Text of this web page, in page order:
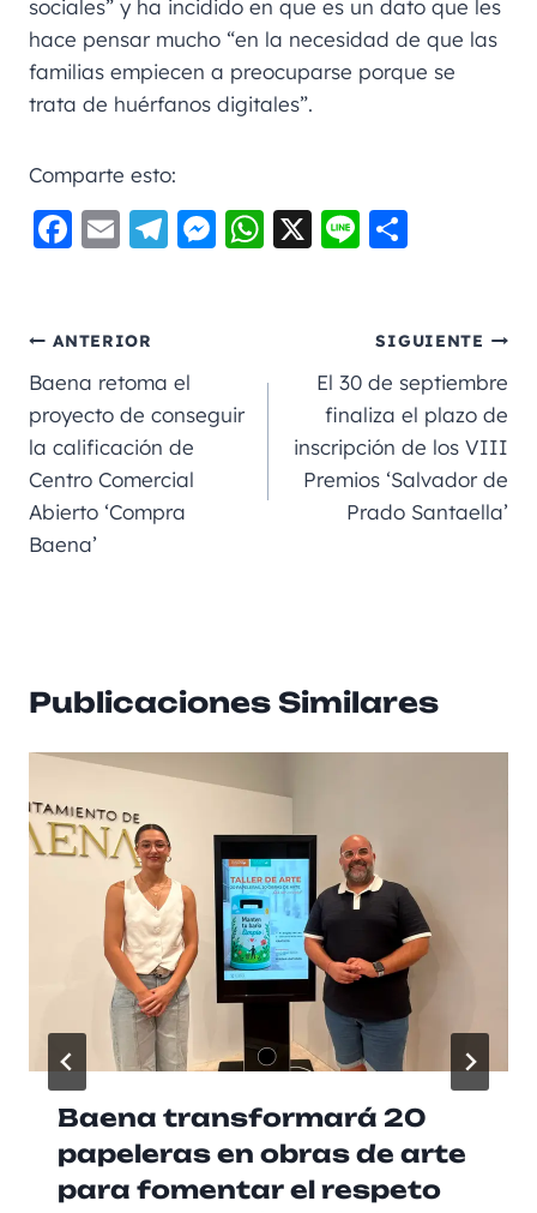
sociales” y ha incidido en que es un dato que les
hace pensar mucho “en la necesidad de que las
familias empiecen a preocuparse porque se
trata de huérfanos digitales”.
Comparte esto:
F
e
b
o
o
k
E
l
Te
m
M
g
W
A
X
Li
p
a
rt
ir
ANTERIOR
Baena retoma el
proyecto de conseguir
la calificación de
Centro Comercial
Abierto ‘Compra
Baena’
SIGUIENTE
El 30 de septiembre
finaliza el plazo de
inscripción de los VIII
Premios ‘Salvador de
Prado Santaella’
Publicaciones Similares
Baena transformará 20
papeleras en obras de arte
para fomentar el respeto